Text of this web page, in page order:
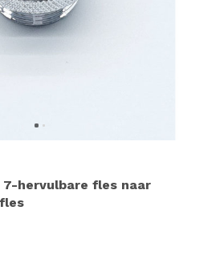
hervulbare fles naar